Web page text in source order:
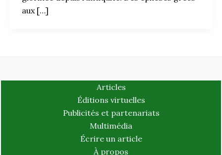
aux […]
Articles
Éditions virtuelles
Publicités et partenariats
Multimédia
Écrire un article
À propos